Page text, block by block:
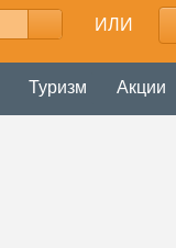
ИЛИ
Туризм Акции